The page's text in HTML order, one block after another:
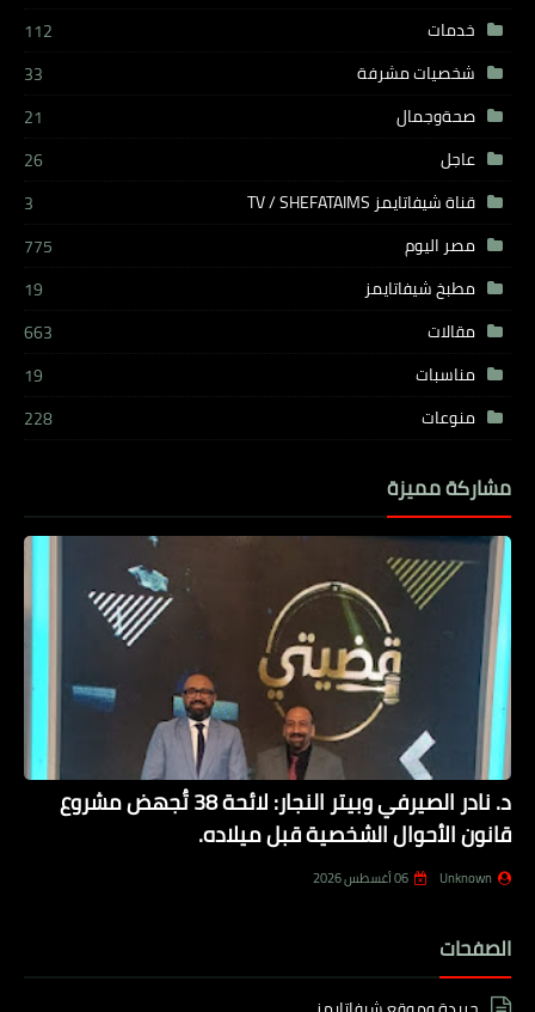
خدمات
112
شخصيات مشرفة
33
صحةوجمال
21
عاجل
26
قناة شيفاتايمز TV / SHEFATAIMS
3
مصر اليوم
775
مطبخ شيفاتايمز
19
مقالات
663
مناسبات
19
منوعات
228
مشاركة مميزة
د. نادر الصيرفي وبيتر النجار: لائحة 38 تُجهض مشروع
قانون الأحوال الشخصية قبل ميلاده.
Unknown 06 أغسطس 2026
الصفحات